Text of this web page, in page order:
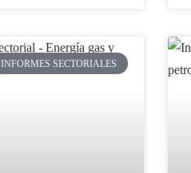
INFORMES SECTORIALES